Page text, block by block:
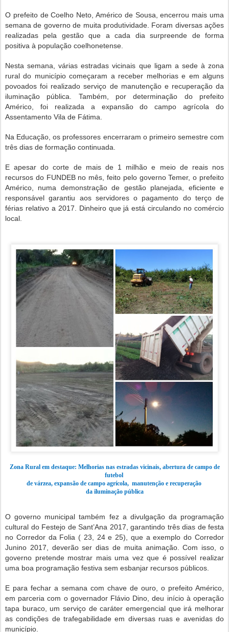
O prefeito de Coelho Neto, Américo de Sousa, encerrou mais uma
semana de governo de muita produtividade. Foram diversas ações
realizadas pela gestão que a cada dia surpreende de forma
positiva à população coelhonetense.
Nesta semana, várias estradas vicinais que ligam a sede à zona
rural do município começaram a receber melhorias e em alguns
povoados foi realizado serviço de manutenção e recuperação da
iluminação pública. Também, por determinação do prefeito
Américo, foi realizada a expansão do campo agrícola do
Assentamento Vila de Fátima.
Na Educação, os professores encerraram o primeiro semestre com
três dias de formação continuada.
E apesar do corte de mais de 1 milhão e meio de reais nos
recursos do FUNDEB no mês, feito pelo governo Temer, o prefeito
Américo, numa demonstração de gestão planejada, eficiente e
responsável garantiu aos servidores o pagamento do terço de
férias relativo a 2017. Dinheiro que já está circulando no comércio
local.
Zona Rural em destaque: Melhorias nas estradas vicinais, abertura de campo de
futebol
de várzea, expansão de campo agrícola, manutenção e recuperação
da iluminação pública
O governo municipal também fez a divulgação da programação
cultural do Festejo de Sant’Ana 2017, garantindo três dias de festa
no Corredor da Folia ( 23, 24 e 25), que a exemplo do Corredor
Junino 2017, deverão ser dias de muita animação. Com isso, o
governo pretende mostrar mais uma vez que é possível realizar
uma boa programação festiva sem esbanjar recursos públicos.
E para fechar a semana com chave de ouro, o prefeito Américo,
em parceria com o governador Flávio Dino, deu início à operação
tapa buraco, um serviço de caráter emergencial que irá melhorar
as condições de trafegabilidade em diversas ruas e avenidas do
município.